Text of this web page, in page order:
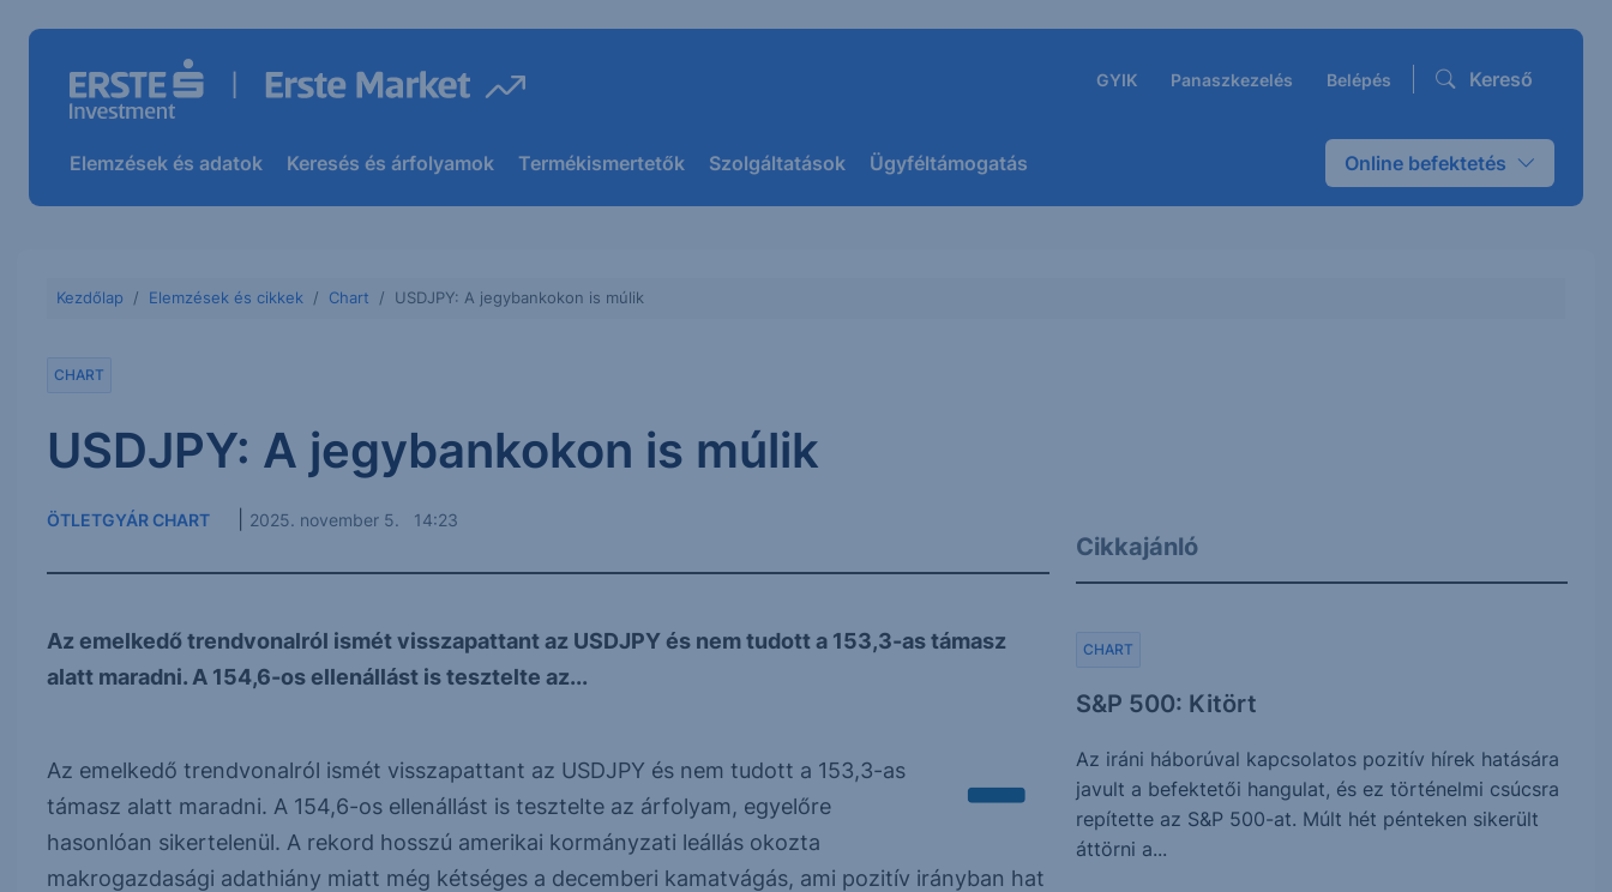
GYIK Panaszkezelés Belépés Kereső
Elemzések és adatok Keresés és árfolyamok Termékismertetők Szolgáltatások Ügyféltámogatás Online befektetés
Kezdőlap Elemzések és cikkek Chart USDJPY: A jegybankokon is múlik
CHART
USDJPY: A jegybankokon is múlik
ÖTLETGYÁR CHART 2025. november 5. 14:23
Az emelkedő trendvonalról ismét visszapattant az USDJPY és nem tudott a 153,3-as támasz
alatt maradni. A 154,6-os ellenállást is tesztelte az...
Az emelkedő trendvonalról ismét visszapattant az USDJPY és nem tudott a 153,3-as
támasz alatt maradni. A 154,6-os ellenállást is tesztelte az árfolyam, egyelőre
hasonlóan sikertelenül. A rekord hosszú amerikai kormányzati leállás okozta
makrogazdasági adathiány miatt még kétséges a decemberi kamatvágás, ami pozitív irányban hat
Cikkajánló
S&P 500: Kitört
CHART
Az iráni háborúval kapcsolatos pozitív hírek hatására
javult a befektetői hangulat, és ez történelmi csúcsra
repítette az S&P 500-at. Múlt hét pénteken sikerült
áttörni a...